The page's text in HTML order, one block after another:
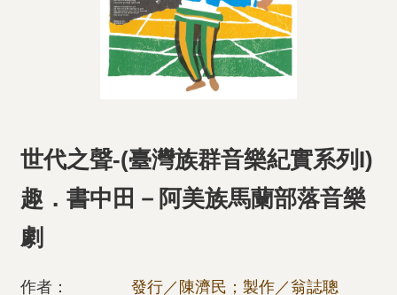
世代之聲-(臺灣族群音樂紀實系列I)
趣．書中田－阿美族馬蘭部落音樂
劇
作者：
發行／陳濟民；製作／翁誌聰